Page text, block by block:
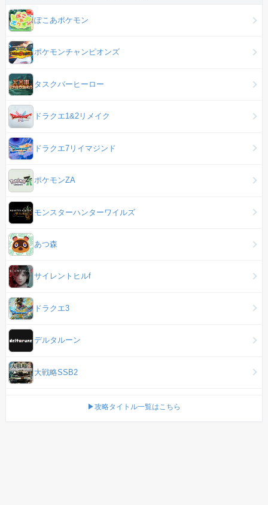
ぽこあポケモン
ポケモンチャンピオンズ
タスクバーヒーロー
ドラクエ1&2リメイク
ドラクエ7リイマジンド
ポケモンZA
モンスターハンターワイルズ
あつ森
サイレントヒルf
ドラクエ3
デルタルーン
大戦略SSB2
▶攻略タイトル一覧はこちら